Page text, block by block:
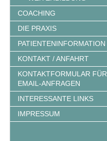
COACHING
DIE PRAXIS
PATIENTENINFORMATION
KONTAKT / ANFAHRT
KONTAKTFORMULAR FÜR
EMAIL-ANFRAGEN
INTERESSANTE LINKS
IMPRESSUM